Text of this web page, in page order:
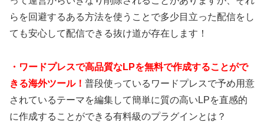
らを回避するある方法を使うことで多少目立った配信をし
ても安心して配信できる抜け道が存在します！
・ ワードプレスで高品質なLPを無料で作成することがで
きる海外ツール！ 普段使っているワードプレスで予め用意
されているテーマを編集して簡単に質の高いLPを直感的
に作成することができる有料級のプラグインとは？